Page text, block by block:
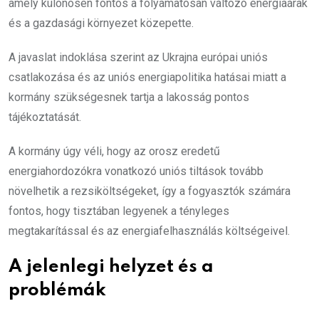
amely különösen fontos a folyamatosan változó energiaárak
és a gazdasági környezet közepette.
A javaslat indoklása szerint az Ukrajna európai uniós
csatlakozása és az uniós energiapolitika hatásai miatt a
kormány szükségesnek tartja a lakosság pontos
tájékoztatását.
A kormány úgy véli, hogy az orosz eredetű
energiahordozókra vonatkozó uniós tiltások tovább
növelhetik a rezsiköltségeket, így a fogyasztók számára
fontos, hogy tisztában legyenek a tényleges
megtakarítással és az energiafelhasználás költségeivel.
A jelenlegi helyzet és a
problémák